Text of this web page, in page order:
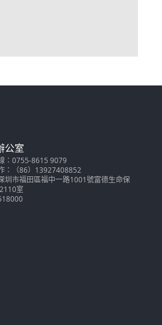
公室
：0755-8615 9079
：（86）13927408852
圳市福田區福中一路1001號富德生命保
室